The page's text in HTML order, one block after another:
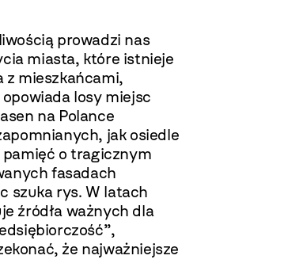
prowadzi nas
miasta, które istnieje
z mieszkańcami,
losy miejsc
na Polance
jak osiedle
pamięć o tragicznym
fasadach
szuka rys. W latach
źródła ważnych dla
że najważniejsze